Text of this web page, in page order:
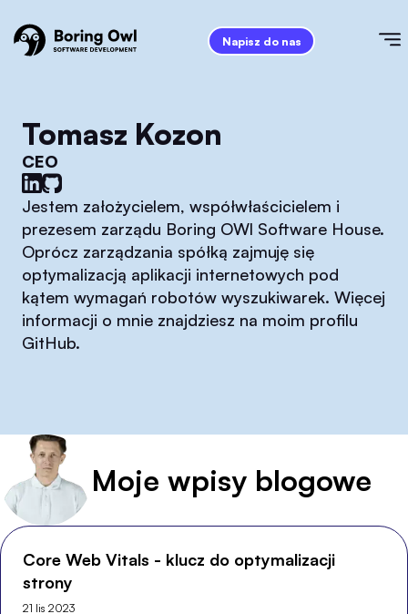
Napisz do nas
Tomasz Kozon
CEO
Jestem założycielem, współwłaścicielem i
prezesem zarządu Boring OWl Software House.
Oprócz zarządzania spółką zajmuję się
optymalizacją aplikacji internetowych pod
kątem wymagań robotów wyszukiwarek. Więcej
informacji o mnie znajdziesz na moim profilu
GitHub.
Moje wpisy blogowe
Core Web Vitals - klucz do optymalizacji
strony
21 lis 2023